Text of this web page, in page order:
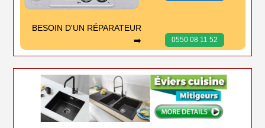
0550 08 11 52
BESOIN D'UN RÉPARATEUR
➡️